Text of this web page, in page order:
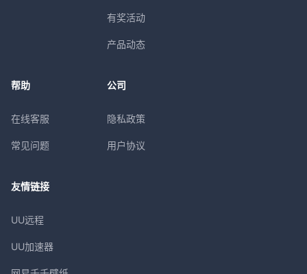
有奖活动
产品动态
帮助
在线客服
常见问题
公司
隐私政策
用户协议
友情链接
UU远程
UU加速器